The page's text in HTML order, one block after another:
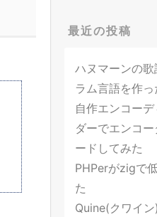
最近の投稿
ハヌマーンの
ラム言語を作
自作エンコー
ダーでエンコ
ードしてみた
PHPerがzigで
た
Quine(クワイ